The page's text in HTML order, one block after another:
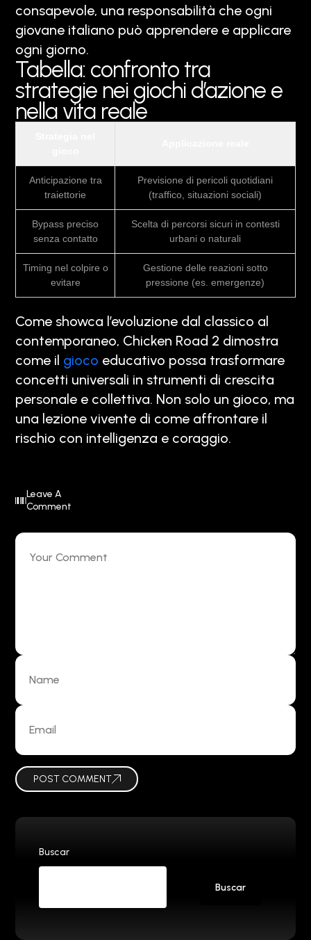
consapevole, una responsabilità che ogni
giovane italiano può apprendere e applicare
ogni giorno.
Tabella: confronto tra
strategie nei giochi d’azione e
nella vita reale
Anticipazione tra
traiettorie
Previsione di pericoli quotidiani
(traffico, situazioni sociali)
Bypass preciso
senza contatto
Scelta di percorsi sicuri in contesti
urbani o naturali
Timing nel colpire o
evitare
Gestione delle reazioni sotto
pressione (es. emergenze)
Come showca l’evoluzione dal classico al
contemporaneo, Chicken Road 2 dimostra
come il gioco educativo possa trasformare
concetti universali in strumenti di crescita
personale e collettiva. Non solo un gioco, ma
una lezione vivente di come affrontare il
rischio con intelligenza e coraggio.
Leave A
Comment
POST COMMENT
Buscar
Buscar